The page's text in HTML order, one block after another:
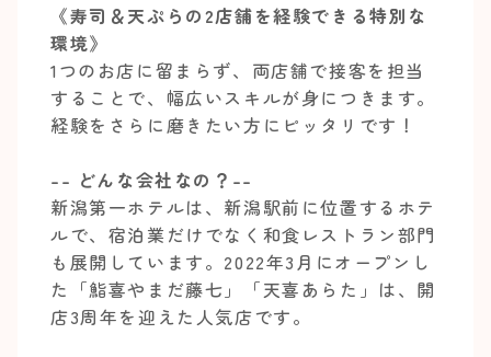
《寿司＆天ぷらの2店舗を経験できる特別な
環境》
1つのお店に留まらず、両店舗で接客を担当
することで、幅広いスキルが身につきます。
経験をさらに磨きたい方にピッタリです！
-- どんな会社なの？--
新潟第一ホテルは、新潟駅前に位置するホテ
ルで、宿泊業だけでなく和食レストラン部門
も展開しています。2022年3月にオープンし
た「鮨喜やまだ藤七」「天喜あらた」は、開
店3周年を迎えた人気店です。